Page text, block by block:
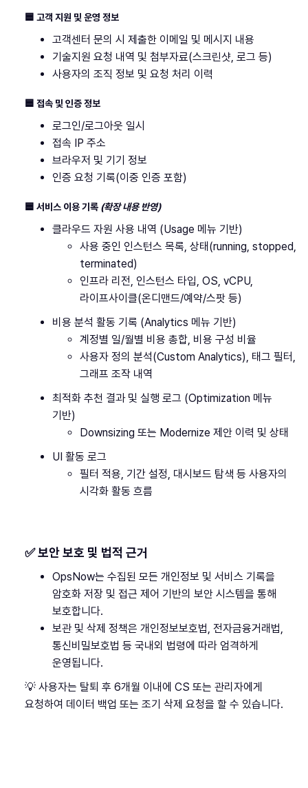
🟦 고객 지원 및 운영 정보
고객센터 문의 시 제출한 이메일 및 메시지 내용
기술지원 요청 내역 및 첨부자료(스크린샷, 로그 등)
사용자의 조직 정보 및 요청 처리 이력
🟦 접속 및 인증 정보
로그인/로그아웃 일시
접속 IP 주소
브라우저 및 기기 정보
인증 요청 기록(이중 인증 포함)
🟦 서비스 이용 기록 (확장 내용 반영)
클라우드 자원 사용 내역 (Usage 메뉴 기반)
사용 중인 인스턴스 목록, 상태(running, stopped,
terminated)
인프라 리전, 인스턴스 타입, OS, vCPU,
라이프사이클(온디맨드/예약/스팟 등)
비용 분석 활동 기록 (Analytics 메뉴 기반)
계정별 일/월별 비용 총합, 비용 구성 비율
사용자 정의 분석(Custom Analytics), 태그 필터,
그래프 조작 내역
최적화 추천 결과 및 실행 로그 (Optimization 메뉴
기반)
Downsizing 또는 Modernize 제안 이력 및 상태
UI 활동 로그
필터 적용, 기간 설정, 대시보드 탐색 등 사용자의
시각화 활동 흐름
✅ 보안 보호 및 법적 근거
OpsNow는 수집된 모든 개인정보 및 서비스 기록을
암호화 저장 및 접근 제어 기반의 보안 시스템을 통해
보호합니다.
보관 및 삭제 정책은 개인정보보호법, 전자금융거래법,
통신비밀보호법 등 국내외 법령에 따라 엄격하게
운영됩니다.
💡 사용자는 탈퇴 후 6개월 이내에 CS 또는 관리자에게
요청하여 데이터 백업 또는 조기 삭제 요청을 할 수 있습니다.